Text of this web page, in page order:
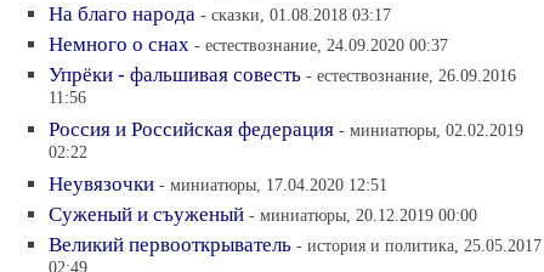
На благо народа - сказки, 01.08.2018 03:17
Немного о снах - естествознание, 24.09.2020 00:37
Упрёки - фальшивая совесть - естествознание, 26.09.2016
11:56
Россия и Российская федерация - миниатюры, 02.02.2019
02:22
Неувязочки - миниатюры, 17.04.2020 12:51
Суженый и съуженый - миниатюры, 20.12.2019 00:00
Великий первооткрыватель - история и политика, 25.05.2017